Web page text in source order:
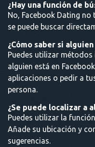
¿Hay una función de
No, Facebook Dating
se puede buscar
¿Cómo saber si
Puedes utilizar
alguien está en
aplicaciones o pedir a
persona.
¿Se puede localizar a
Puedes utilizar la
Añade su ubicación y
sugerencias.